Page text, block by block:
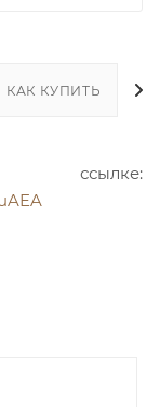
КАК КУПИТЬ